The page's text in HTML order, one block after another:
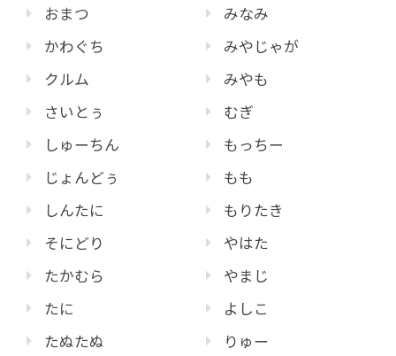
おまつ
かわぐち
クルム
さいとぅ
しゅーちん
じょんどぅ
しんたに
そにどり
たかむら
たに
たぬたぬ
みなみ
みやじゃが
みやも
むぎ
もっちー
もも
もりたき
やはた
やまじ
よしこ
りゅー